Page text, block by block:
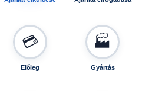
💳
Előleg
🏭
Gyártás